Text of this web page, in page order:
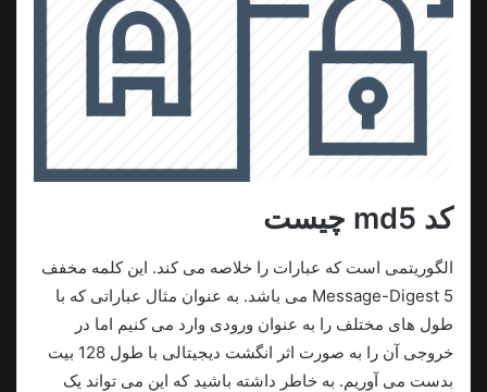
کد md5 چیست
الگوریتمی است که عبارات را خلاصه می کند. این کلمه مخفف
Message-Digest 5 می باشد. به عنوان مثال عباراتی که با
طول های مختلف را به عنوان ورودی وارد می کنیم اما در
خروجی آن را به صورت اثر انگشت دیجیتالی با طول 128 بیت
بدست می آوریم. به خاطر داشته باشید که این می تواند یک